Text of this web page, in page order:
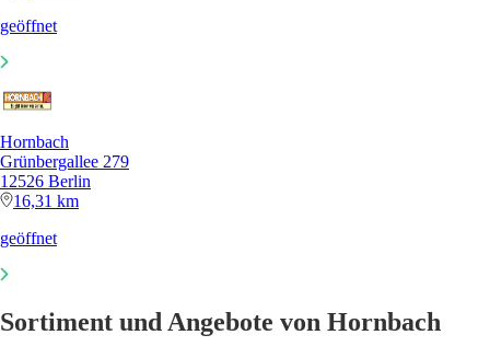
geöffnet
Hornbach
Grünbergallee 279
12526 Berlin
16,31 km
geöffnet
Sortiment und Angebote von Hornbach